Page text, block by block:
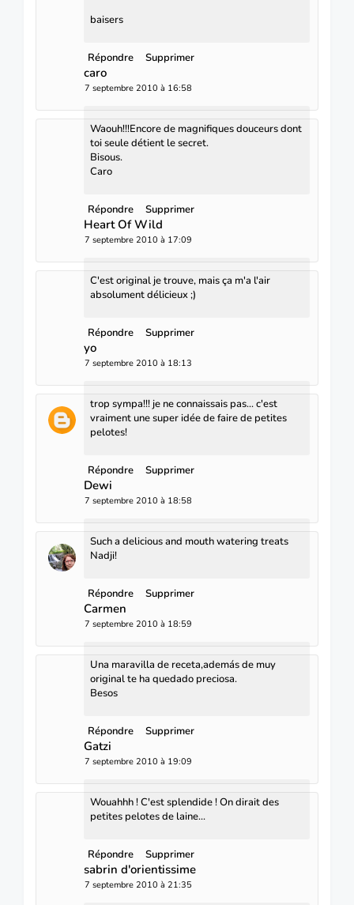
baisers
Répondre Supprimer
caro
7 septembre 2010 à 16:58
Waouh!!!Encore de magnifiques douceurs dont
toi seule détient le secret.
Bisous.
Caro
Répondre Supprimer
Heart Of Wild
7 septembre 2010 à 17:09
C'est original je trouve, mais ça m'a l'air
absolument délicieux ;)
Répondre Supprimer
yo
7 septembre 2010 à 18:13
trop sympa!!! je ne connaissais pas... c'est
vraiment une super idée de faire de petites
pelotes!
Répondre Supprimer
Dewi
7 septembre 2010 à 18:58
Such a delicious and mouth watering treats
Nadji!
Répondre Supprimer
Carmen
7 septembre 2010 à 18:59
Una maravilla de receta,además de muy
original te ha quedado preciosa.
Besos
Répondre Supprimer
Gatzi
7 septembre 2010 à 19:09
Wouahhh ! C'est splendide ! On dirait des
petites pelotes de laine...
Répondre Supprimer
sabrin d'orientissime
7 septembre 2010 à 21:35